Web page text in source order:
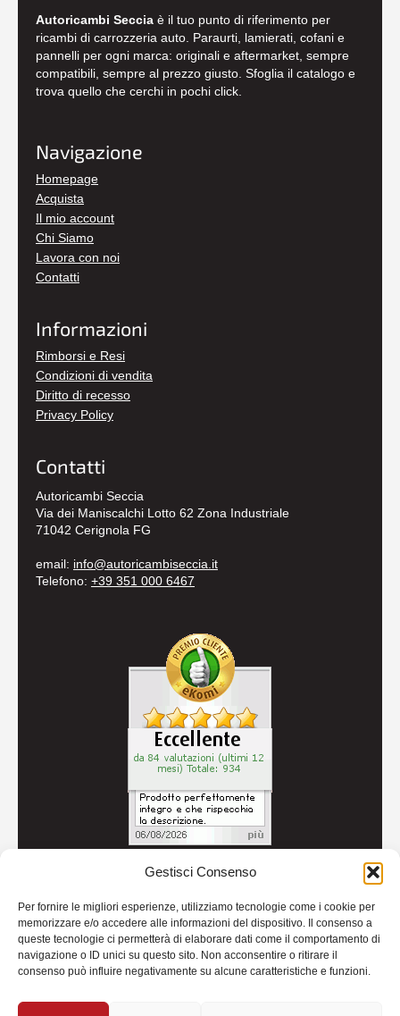
Gestisci Consenso
Per fornire le migliori esperienze, utilizziamo tecnologie come i cookie per
memorizzare e/o accedere alle informazioni del dispositivo. Il consenso a
queste tecnologie ci permetterà di elaborare dati come il comportamento di
navigazione o ID unici su questo sito. Non acconsentire o ritirare il
consenso può influire negativamente su alcune caratteristiche e funzioni.
Autoricambi Seccia è il tuo punto di riferimento per
ricambi di carrozzeria auto. Paraurti, lamierati, cofani e
pannelli per ogni marca: originali e aftermarket, sempre
compatibili, sempre al prezzo giusto. Sfoglia il catalogo e
trova quello che cerchi in pochi click.
Navigazione
Homepage
Acquista
Il mio account
Chi Siamo
Lavora con noi
Contatti
Informazioni
Rimborsi e Resi
Condizioni di vendita
Diritto di recesso
Privacy Policy
Contatti
Autoricambi Seccia
Via dei Maniscalchi Lotto 62 Zona Industriale
71042 Cerignola FG
email: info@autoricambiseccia.it
Telefono: +39 351 000 6467
Credits